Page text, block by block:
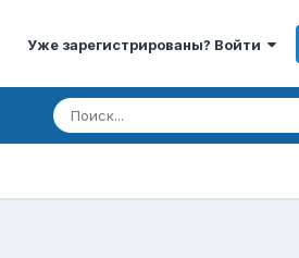
Уже зарегистрированы? Войти